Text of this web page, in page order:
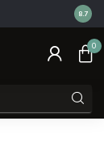
14
8.7
0